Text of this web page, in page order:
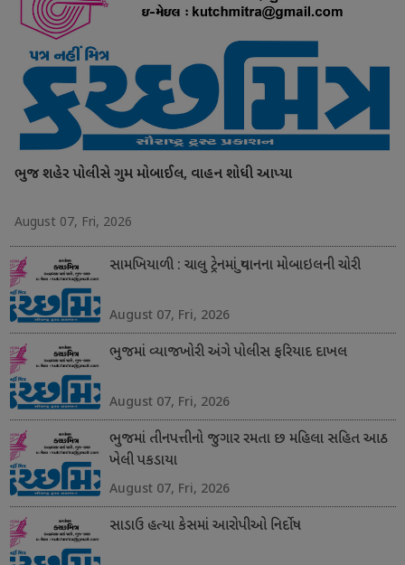
ભુજ શહેર પોલીસે ગુમ મોબાઈલ, વાહન શોધી આપ્યા
August 07, Fri, 2026
સામખિયાળી : ચાલુ ટ્રેનમાં યુવાનના મોબાઇલની ચોરી
August 07, Fri, 2026
ભુજમાં વ્યાજખોરી અંગે પોલીસ ફરિયાદ દાખલ
August 07, Fri, 2026
ભુજમાં તીનપત્તીનો જુગાર રમતા છ મહિલા સહિત આઠ
ખેલી પકડાયા
August 07, Fri, 2026
સાડાઉ હત્યા કેસમાં આરોપીઓ નિર્દોષ